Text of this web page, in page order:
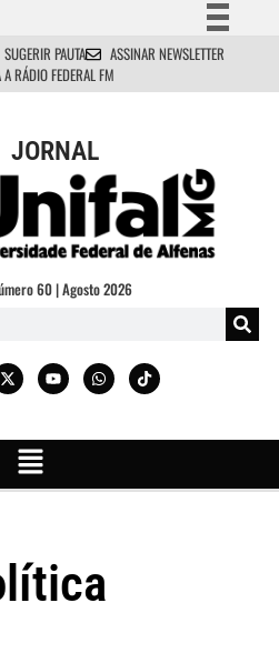
Simplifique!
Comunica BR
Acesso à informação
Legislação
Canais
SUGERIR PAUTA
ASSINAR NEWSLETTER
RÁDIO FEDERAL FM
JORNAL
60 | Agosto 2026